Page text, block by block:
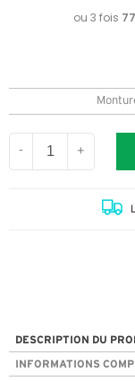
- +
DESCRIPTION DU
INFORMATIONS